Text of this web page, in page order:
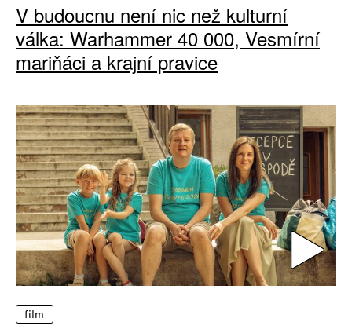
V budoucnu není nic než kulturní
válka: Warhammer 40 000, Vesmírní
mariňáci a krajní pravice
film